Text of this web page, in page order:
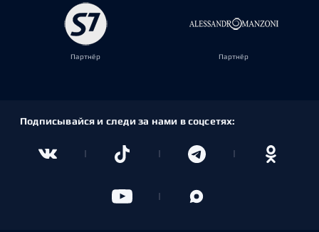
Партнёр Партнёр
Подписывайся и следи за нами в соцсетях: